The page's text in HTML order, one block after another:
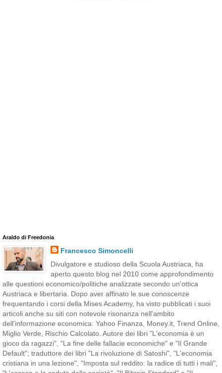
Araldo di Freedonia
Francesco Simoncelli
Divulgatore e studioso della Scuola Austriaca, ha
aperto questo blog nel 2010 come approfondimento
alle questioni economico/politiche analizzate secondo un'ottica
Austriaca e libertaria. Dopo aver affinato le sue conoscenze
frequentando i corsi della Mises Academy, ha visto pubblicati i suoi
articoli anche su siti con notevole risonanza nell'ambito
dell'informazione economica: Yahoo Finanza, Money.it, Trend Online,
Miglio Verde, Rischio Calcolato. Autore dei libri "L'economia è un
gioco da ragazzi", "La fine delle fallacie economiche" e "Il Grande
Default"; traduttore dei libri "La rivoluzione di Satoshi", "L'economia
cristiana in una lezione", "Imposta sul reddito: la radice di tutti i mali",